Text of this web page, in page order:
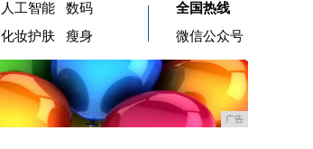
人工智能
数码
化妆护肤 瘦身
全国热线
微信公众号
广告